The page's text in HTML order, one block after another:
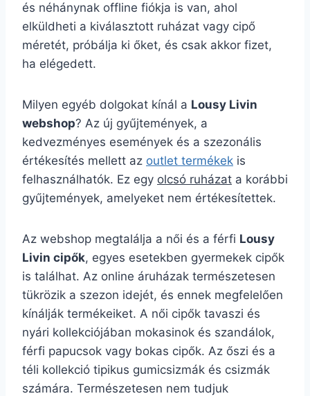
és néhánynak offline fiókja is van, ahol
elküldheti a kiválasztott ruházat vagy cipő
méretét, próbálja ki őket, és csak akkor fizet,
ha elégedett.
Milyen egyéb dolgokat kínál a Lousy Livin
webshop? Az új gyűjtemények, a
kedvezményes események és a szezonális
értékesítés mellett az outlet termékek is
felhasználhatók. Ez egy olcsó ruházat a korábbi
gyűjtemények, amelyeket nem értékesítettek.
Az webshop megtalálja a női és a férfi Lousy
Livin cipők, egyes esetekben gyermekek cipők
is találhat. Az online áruházak természetesen
tükrözik a szezon idejét, és ennek megfelelően
kínálják termékeiket. A női cipők tavaszi és
nyári kollekciójában mokasinok és szandálok,
férfi papucsok vagy bokas cipők. Az őszi és a
téli kollekció tipikus gumicsizmák és csizmák
számára. Természetesen nem tudjuk